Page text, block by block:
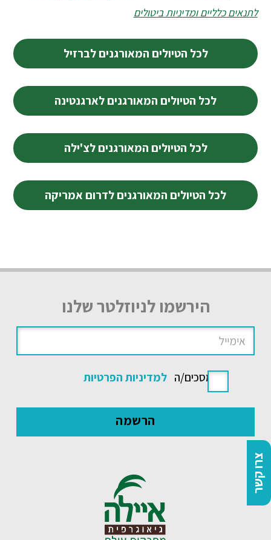
צרו קשר
לתנאים כלליים ומדיניות ביטולים
לכל הטיולים המאורגנים לברזיל
לכל הטיולים המאורגנים לארגנטינה
לכל הטיולים המאורגנים לצ'ילה
לכל הטיולים המאורגנים לדרום אמריקה
הירשמו לניוזלטר שלנו
אני מסכים/ה למדיניות הפרטיות